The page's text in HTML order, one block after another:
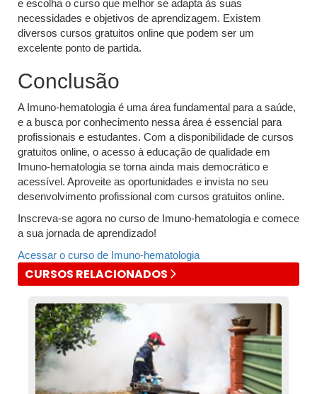
e escolha o curso que melhor se adapta às suas
necessidades e objetivos de aprendizagem. Existem
diversos cursos gratuitos online que podem ser um
excelente ponto de partida.
Conclusão
A Imuno-hematologia é uma área fundamental para a saúde,
e a busca por conhecimento nessa área é essencial para
profissionais e estudantes. Com a disponibilidade de cursos
gratuitos online, o acesso à educação de qualidade em
Imuno-hematologia se torna ainda mais democrático e
acessível. Aproveite as oportunidades e invista no seu
desenvolvimento profissional com cursos gratuitos online.
Inscreva-se agora no curso de Imuno-hematologia e comece
a sua jornada de aprendizado!
Acessar o curso de Imuno-hematologia
CURSOS RELACIONADOS